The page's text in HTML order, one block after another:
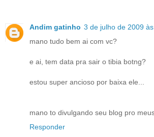
Andim gatinho 3 de julho de 2009
mano tudo bem ai com vc?
e ai, tem data pra sair o tibia botng?
estou super ancioso por baixa ele...
mano to divulgando seu blog pro
Responder